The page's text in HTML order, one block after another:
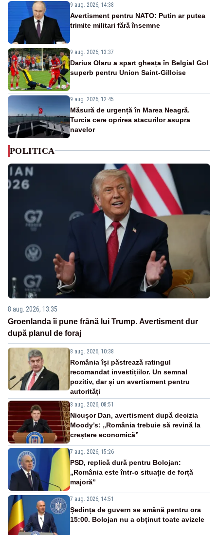
9 aug. 2026, 14:38
Avertisment pentru NATO: Putin ar putea
trimite militari fără însemne
9 aug. 2026, 13:37
Darius Olaru a spart gheața în Belgia! Gol
superb pentru Union Saint-Gilloise
9 aug. 2026, 12:45
Măsură de urgență în Marea Neagră.
Turcia cere oprirea atacurilor asupra
navelor
POLITICA
8 aug. 2026, 13:35
Groenlanda îi pune frână lui Trump. Avertisment dur
după planul de foraj
8 aug. 2026, 10:38
România își păstrează ratingul
recomandat investițiilor. Un semnal
pozitiv, dar și un avertisment pentru
autorități
8 aug. 2026, 08:51
Nicușor Dan, avertisment după decizia
Moody’s: „România trebuie să revină la
creștere economică”
7 aug. 2026, 15:26
PSD, replică dură pentru Bolojan:
„România este într-o situație de forță
majoră”
7 aug. 2026, 14:51
Ședința de guvern se amână pentru ora
15:00. Bolojan nu a obținut toate avizele